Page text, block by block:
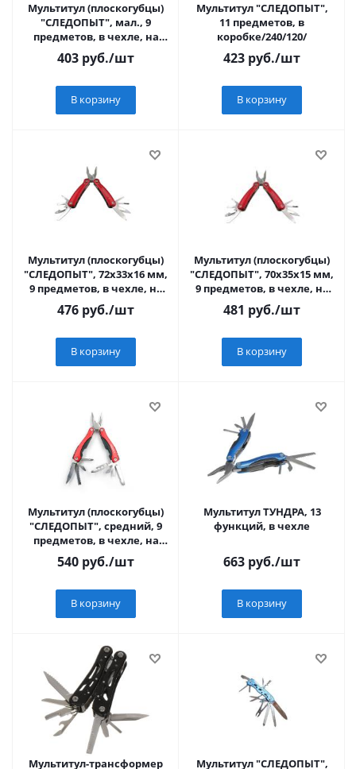
Мультитул (плоскогубцы)
"СЛЕДОПЫТ", мал., 9
предметов, в чехле, на
блистере
403 руб./шт
В корзину
Мультитул "СЛЕДОПЫТ",
11 предметов, в
коробке/240/120/
423 руб./шт
В корзину
Мультитул (плоскогубцы)
"СЛЕДОПЫТ", 72х33х16 мм,
9 предметов, в чехле, на
блистере/120/
476 руб./шт
В корзину
Мультитул (плоскогубцы)
"СЛЕДОПЫТ", 70х35х15 мм,
9 предметов, в чехле, на
блистере/120/
481 руб./шт
В корзину
Мультитул (плоскогубцы)
"СЛЕДОПЫТ", средний, 9
предметов, в чехле, на
блистере/100/60/
540 руб./шт
В корзину
Мультитул ТУНДРА, 13
функций, в чехле
663 руб./шт
В корзину
Мультитул-трансформер Мультитул "СЛЕДОПЫТ",